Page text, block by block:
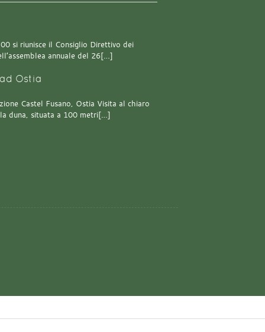
si riunisce il Consiglio Direttivo dei
annuale del 26[…]
Ostia
Castel Fusano, Ostia Visita al chiaro
duna, situata a 100 metri[…]